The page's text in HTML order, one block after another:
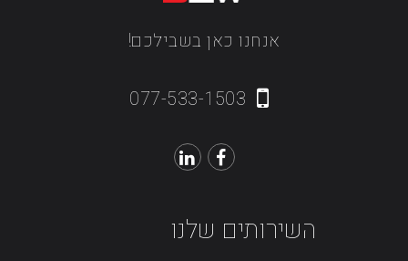
אנחנו כאן בשבילכם!
077-533-1503
השירותים שלנו